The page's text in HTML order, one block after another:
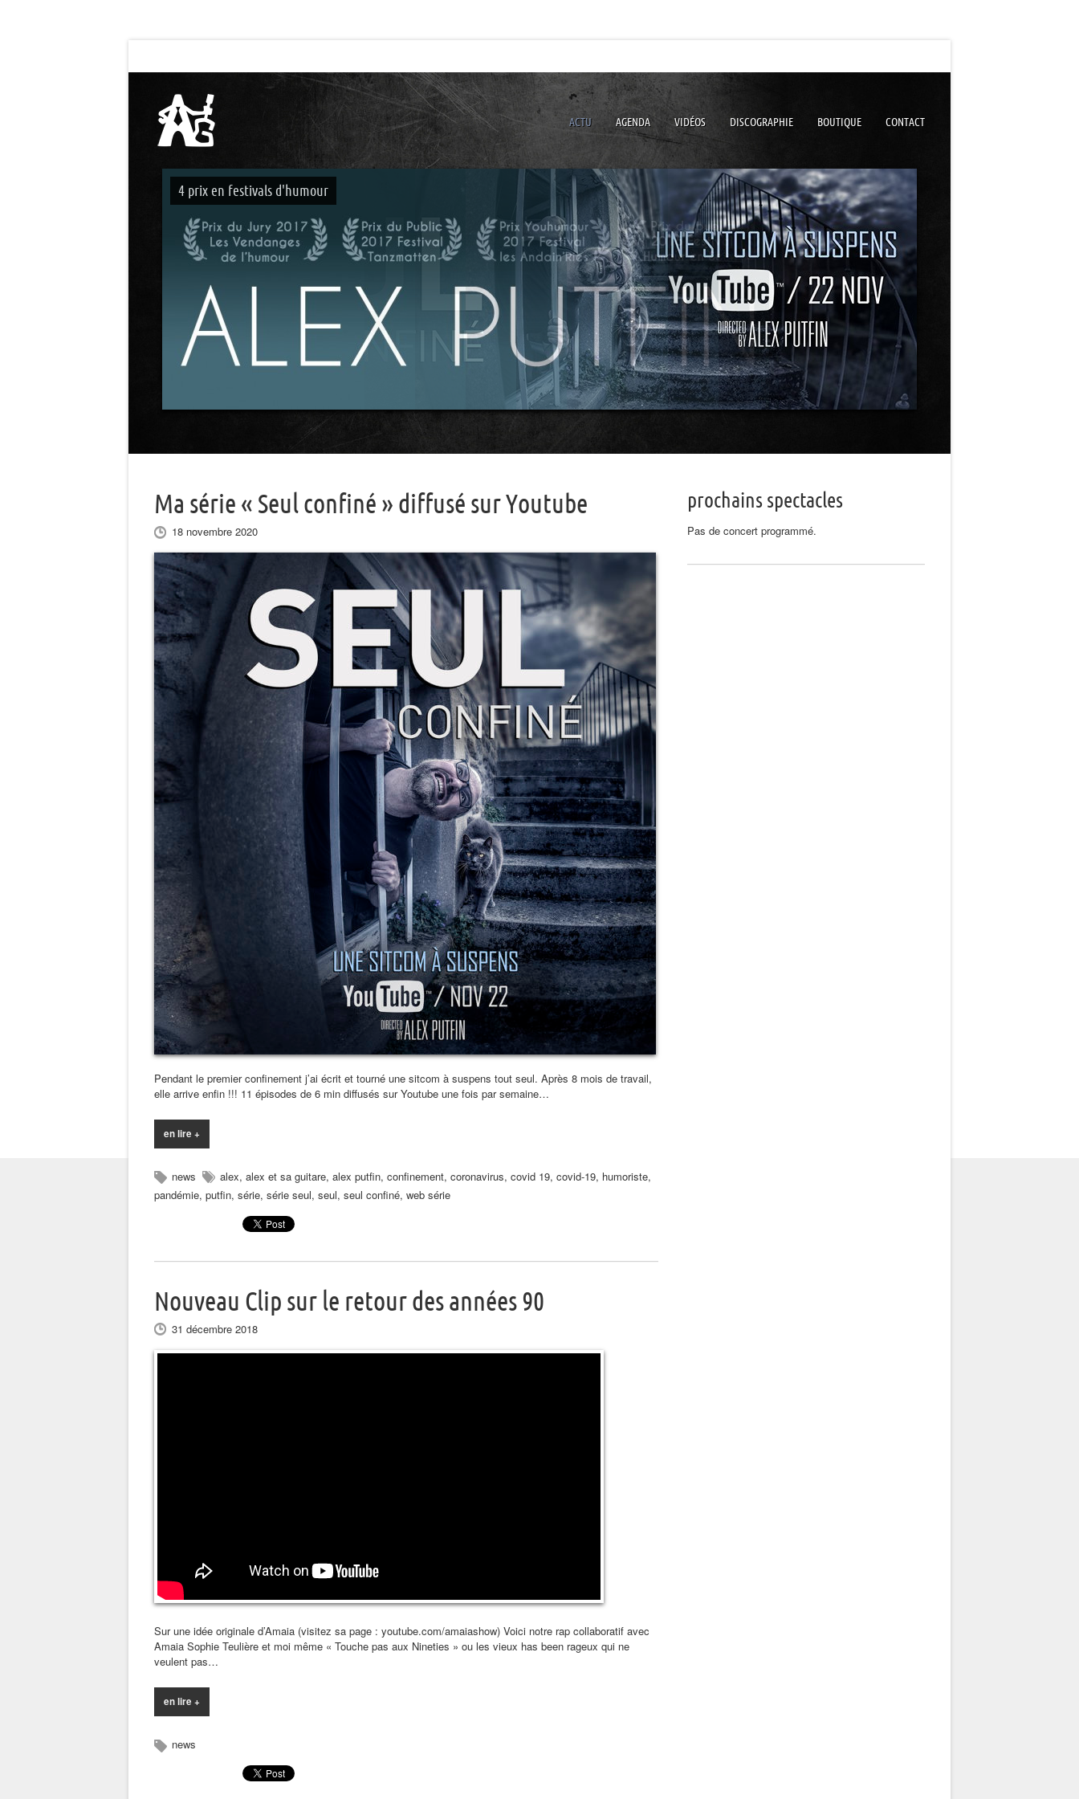
ACTU AGENDA VIDÉOS DISCOGRAPHIE BOUTIQUE CONTACT
4 prix en festivals d'humour
Ma série « Seul confiné » diffusé sur Youtube
18 novembre 2020
Pendant le premier confinement j’ai écrit et tourné une sitcom à suspens tout seul. Après 8 mois de travail,
elle arrive enfin !!! 11 épisodes de 6 min diffusés sur Youtube une fois par semaine…
en lire +
news alex, alex et sa guitare, alex putfin, confinement, coronavirus, covid 19, covid-19, humoriste,
pandémie, putfin, série, série seul, seul, seul confiné, web série
Nouveau Clip sur le retour des années 90
31 décembre 2018
Sur une idée originale d’Amaia (visitez sa page : youtube.com/amaiashow) Voici notre rap collaboratif avec
Amaia Sophie Teulière et moi même « Touche pas aux Nineties » ou les vieux has been rageux qui ne
veulent pas…
en lire +
news
prochains spectacles
Pas de concert programmé.